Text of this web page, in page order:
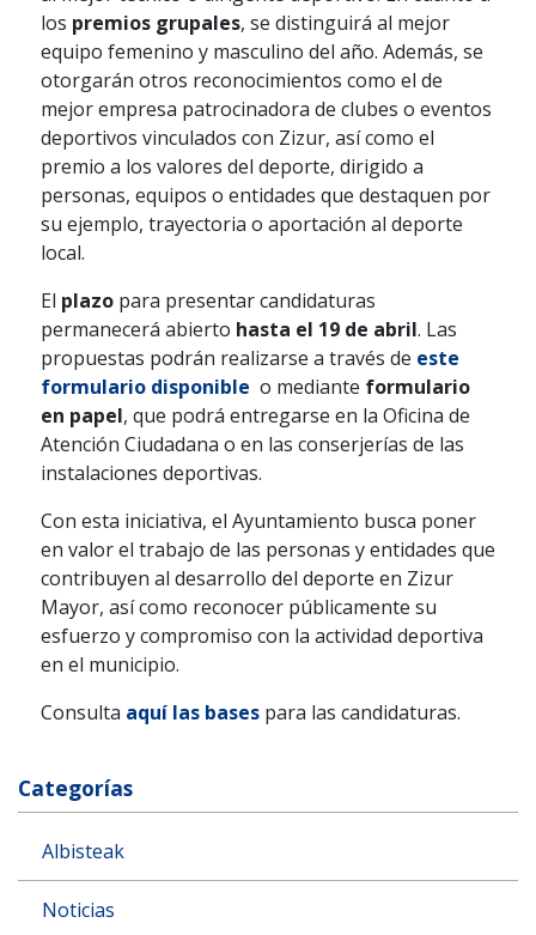
los premios grupales, se distinguirá al mejor
equipo femenino y masculino del año. Además, se
otorgarán otros reconocimientos como el de
mejor empresa patrocinadora de clubes o eventos
deportivos vinculados con Zizur, así como el
premio a los valores del deporte, dirigido a
personas, equipos o entidades que destaquen por
su ejemplo, trayectoria o aportación al deporte
local.
El plazo para presentar candidaturas
permanecerá abierto hasta el 19 de abril. Las
propuestas podrán realizarse a través de este
formulario disponible o mediante formulario
en papel, que podrá entregarse en la Oficina de
Atención Ciudadana o en las conserjerías de las
instalaciones deportivas.
Con esta iniciativa, el Ayuntamiento busca poner
en valor el trabajo de las personas y entidades que
contribuyen al desarrollo del deporte en Zizur
Mayor, así como reconocer públicamente su
esfuerzo y compromiso con la actividad deportiva
en el municipio.
Consulta aquí las basespara las candidaturas.
Categorías
Albisteak
Noticias